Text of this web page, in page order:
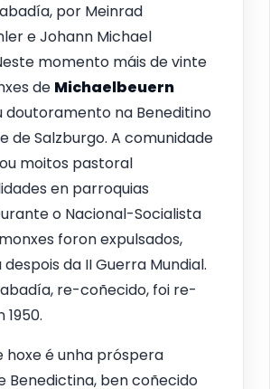
por Meinrad
e Johann Michael
momento máis de vinte
de Michaelbeuern
doutoramento na Beneditino
de Salzburgo. A comunidade
moitos pastoral
en parroquias
o Nacional-Socialista
foron expulsados,
da II Guerra Mundial.
re-coñecido, foi re-
hoxe é unha próspera
Benedictina, ben coñecido